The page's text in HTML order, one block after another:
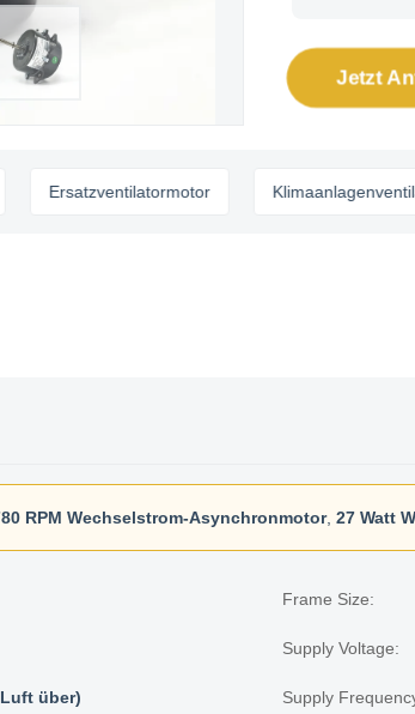
Jetzt
RPM Wechselstrom-Asynchronmotor, 27 Watt
Frame Size:
Supply Voltage:
über) Supply